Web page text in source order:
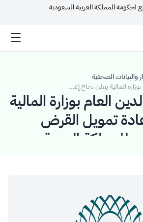
المملكة العربية السعودية
والبيانات الصحفية
تمويل القرض الدولي المجمع للمملكة العربية السعودية
العام بوزارة المالية
تمويل القرض
للمملكة العربية